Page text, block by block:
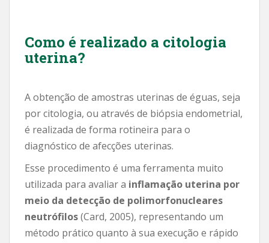
Como é realizado a citologia
uterina?
A obtenção de amostras uterinas de éguas, seja
por citologia, ou através de biópsia endometrial,
é realizada de forma rotineira para o
diagnóstico de afecções uterinas.
Esse procedimento é uma ferramenta muito
utilizada para avaliar a inflamação uterina por
meio da detecção de polimorfonucleares
neutrófilos(Card, 2005), representando um
método prático quanto à sua execução e rápido